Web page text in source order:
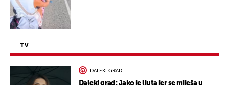
TV
DALEKI GRAD
Daleki grad: Jako je ljuta jer se miješa u